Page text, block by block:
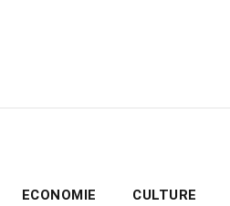
ECONOMIE CULTURE